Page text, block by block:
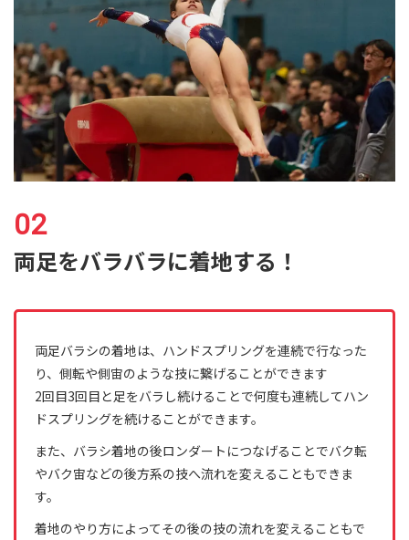
両足をバラバラに着地する！
両足バラシの着地は、ハンドスプリングを連続で行なった
り、側転や側宙のような技に繋げることができます
2回目3回目と足をバラし続けることで何度も連続してハン
ドスプリングを続けることができます。
また、バラシ着地の後ロンダートにつなげることでバク転
やバク宙などの後方系の技へ流れを変えることもできま
す。
着地のやり方によってその後の技の流れを変えることもで